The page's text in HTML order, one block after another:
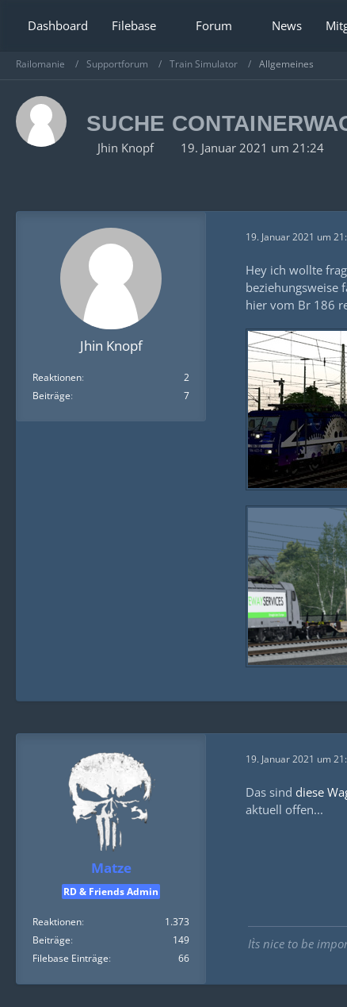
Dashboard Filebase Forum News
Railomanie Supportforum Train Simulator Allgemeines
SUCHE
Jhin Knopf 19. Januar 2021 um 21:24
Jhin Knopf
Reaktionen
2
Beiträge
7
19. Januar 2021 um
Hey ich wollte
beziehungsweise
hier vom Br 186
Matze
RD & Friends Admin
Reaktionen
1.373
Beiträge
149
Filebase Einträge
66
19. Januar 2021 um
Das sind diese
aktuell offen...
It`s nice to be